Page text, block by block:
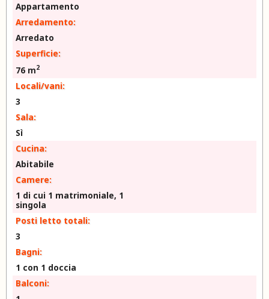
Appartamento
Arredamento:
Arredato
Superficie:
76 m2
Locali/vani:
3
Sala:
Sì
Cucina:
Abitabile
Camere:
1 di cui 1 matrimoniale, 1
singola
Posti letto totali:
3
Bagni:
1 con 1 doccia
Balconi: